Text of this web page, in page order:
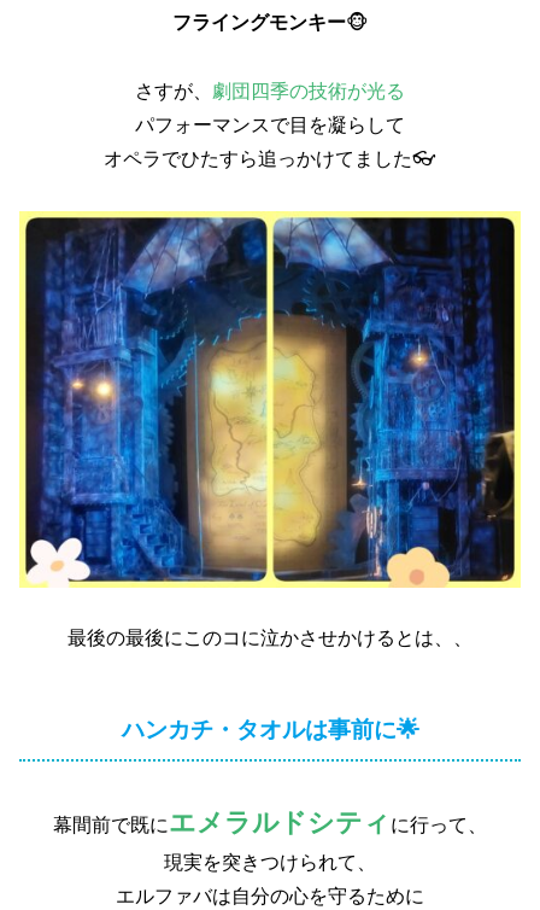
フライングモンキー🐵
さすが、 劇団四季の技術が光る
パフォーマンスで目を凝らして
オペラでひたすら追っかけてました👓
最後の最後にこのコに泣かさせかけるとは、、
ハンカチ・タオルは事前に🌟
幕間前で既にエメラルドシティ に行って、
現実を突きつけられて、
エルファバは自分の心を守るために